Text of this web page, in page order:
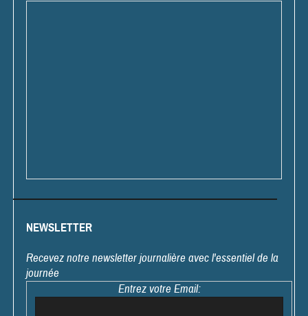
NEWSLETTER
Recevez notre newsletter journalière avec l'essentiel de la
journée
Entrez votre Email: